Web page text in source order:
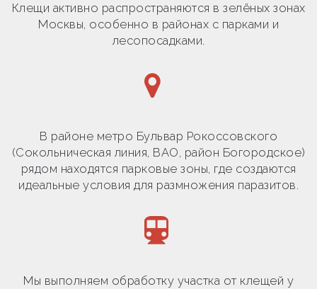
Клещи активно распространяются в зелёных зонах
Москвы, особенно в районах с парками и
лесопосадками.
В районе метро Бульвар Рокоссовского
(Сокольническая линия, ВАО, район Богородское)
рядом находятся парковые зоны, где создаются
идеальные условия для размножения паразитов.
Мы выполняем обработку участка от клещей у